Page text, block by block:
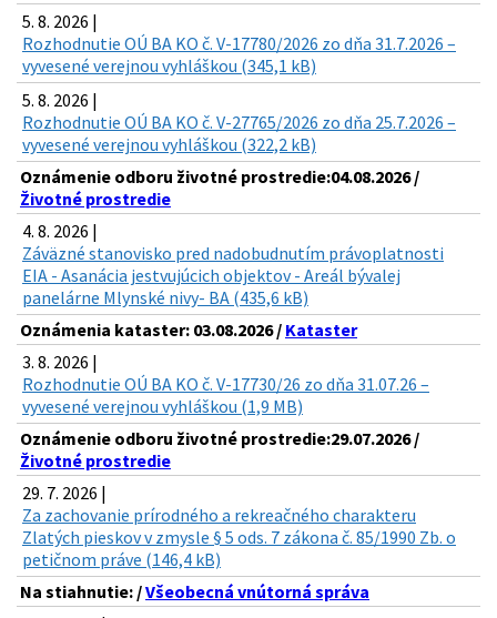
5. 8. 2026 |
Rozhodnutie OÚ BA KO č. V-17780/2026 zo dňa 31.7.2026 –
vyvesené verejnou vyhláškou (345,1 kB)
5. 8. 2026 |
Rozhodnutie OÚ BA KO č. V-27765/2026 zo dňa 25.7.2026 –
vyvesené verejnou vyhláškou (322,2 kB)
Oznámenie odboru životné prostredie:04.08.2026 /
Životné prostredie
4. 8. 2026 |
Záväzné stanovisko pred nadobudnutím právoplatnosti
EIA - Asanácia jestvujúcich objektov - Areál bývalej
panelárne Mlynské nivy- BA (435,6 kB)
Oznámenia kataster: 03.08.2026 / Kataster
3. 8. 2026 |
Rozhodnutie OÚ BA KO č. V-17730/26 zo dňa 31.07.26 –
vyvesené verejnou vyhláškou (1,9 MB)
Oznámenie odboru životné prostredie:29.07.2026 /
Životné prostredie
29. 7. 2026 |
Za zachovanie prírodného a rekreačného charakteru
Zlatých pieskov v zmysle § 5 ods. 7 zákona č. 85/1990 Zb. o
petičnom práve (146,4 kB)
Na stiahnutie: /Všeobecná vnútorná správa